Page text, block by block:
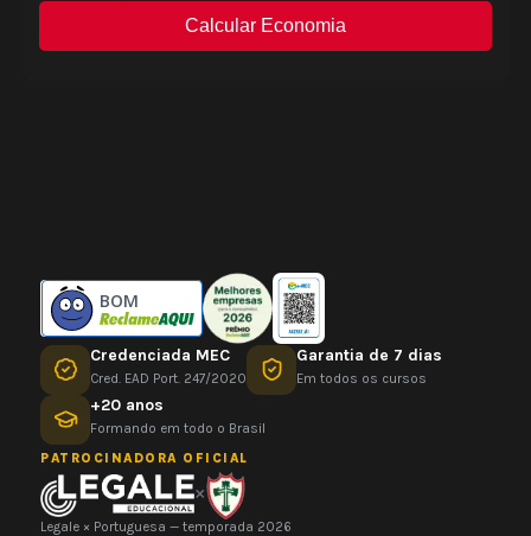
BOM
Credenciada MEC
Cred. EAD Port. 247/2020
Garantia de 7 dias
Em todos os cursos
+20 anos
Formando em todo o Brasil
PATROCINADORA OFICIAL
×
Legale × Portuguesa — temporada 2026